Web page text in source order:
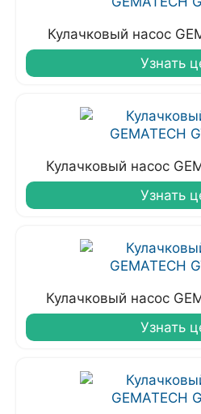
Кулачковый насос
Узнать
Кулачковый насос
Узнать
Кулачковый насос
Узнать